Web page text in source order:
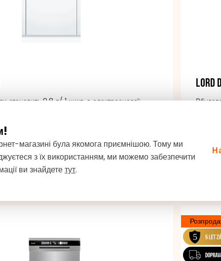
становить 9,8 л/ 1 цикл, а електроенергії —
До замовлення
ДО КОШИКА
LORD
13
магазині була якомога приємнішою. Тому ми
з їх використанням, ми можемо забезпечити
ви знайдететут.